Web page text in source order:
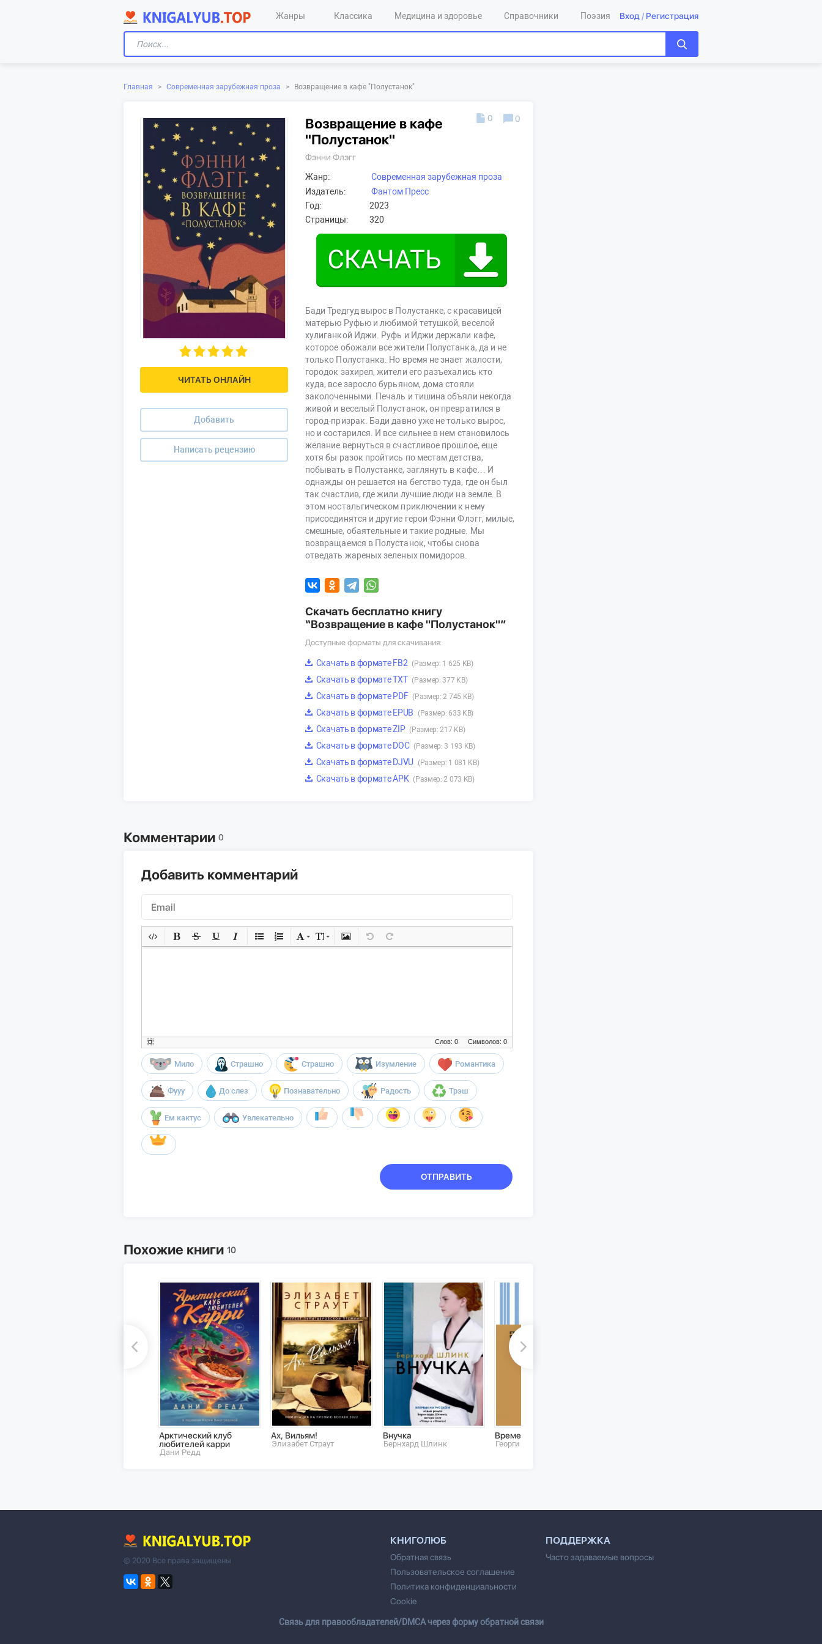
Жанры Классика Медицина и здоровье Справочники Поэзия Вход / Регистрация
Главная > Современная зарубежная проза > Возвращение в кафе "Полустанок"
ЧИТАТЬ ОНЛАЙН
Добавить
Написать рецензию
Возвращение в кафе
"Полустанок"
Фэнни Флэгг
Жанр:
Современная зарубежная проза
Издатель:
Фантом Пресс
Год:
2023
Страницы:
320
Бади Тредгуд вырос в Полустанке, с красавицей
матерью Руфью и любимой тетушкой, веселой
хулиганкой Иджи. Руфь и Иджи держали кафе,
которое обожали все жители Полустанка, да и не
только Полустанка. Но время не знает жалости,
городок захирел, жители его разъехались кто
куда, все заросло бурьяном, дома стояли
заколоченными. Печаль и тишина объяли некогда
живой и веселый Полустанок, он превратился в
город-призрак. Бади давно уже не только вырос,
но и состарился. И все сильнее в нем становилось
желание вернуться в счастливое прошлое, еще
хотя бы разок пройтись по местам детства,
побывать в Полустанке, заглянуть в кафе… И
однажды он решается на бегство туда, где он был
так счастлив, где жили лучшие люди на земле. В
этом ностальгическом приключении к нему
присоединятся и другие герои Фэнни Флэгг, милые,
смешные, обаятельные и такие родные. Мы
возвращаемся в Полустанок, чтобы снова
отведать жареных зеленых помидоров.
0 0
Скачать бесплатно книгу
“Возвращение в кафе "Полустанок"”
Доступные форматы для скачивания:
Скачать в формате FB2 (Размер: 1 625 KB)
Скачать в формате TXT (Размер: 377 KB)
Скачать в формате PDF (Размер: 2 745 KB)
Скачать в формате EPUB (Размер: 633 KB)
Скачать в формате ZIP (Размер: 217 KB)
Скачать в формате DOC (Размер: 3 193 KB)
Скачать в формате DJVU (Размер: 1 081 KB)
Скачать в формате APK (Размер: 2 073 KB)
Комментарии 0
Добавить комментарий
Символов: 0
Слов: 0
Мило Страшно Страшно Изумление Романтика
Фууу До слез Познавательно Радость Трэш
Ем кактус Увлекательно
ОТПРАВИТЬ
Похожие книги 10
Арктический клуб
любителей карри
Дани Редд
Ах, Вильям!
Элизабет Страут
Внучка
Бернхард Шлинк
Времеубежище
Георги Господинов
КНИГОЛЮБ
Обратная связь
Пользовательское соглашение
Политика конфиденциальности
Cookie
ПОДДЕРЖКА
Часто задаваемые вопросы
© 2020 Все права защищены
Cвязь для правообладателей/DMCA через форму обратной связи